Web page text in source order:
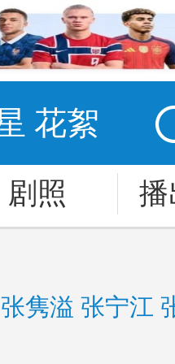
花絮
剧照 播
张隽溢 张宁江